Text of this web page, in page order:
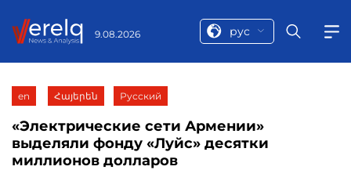
9.08.2026 рус
en Հայերեն Русский
«Электрические сети Армении»
выделяли фонду «Луйс» десятки
миллионов долларов